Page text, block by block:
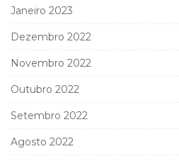
Janeiro 2023
Dezembro 2022
Novembro 2022
Outubro 2022
Setembro 2022
Agosto 2022